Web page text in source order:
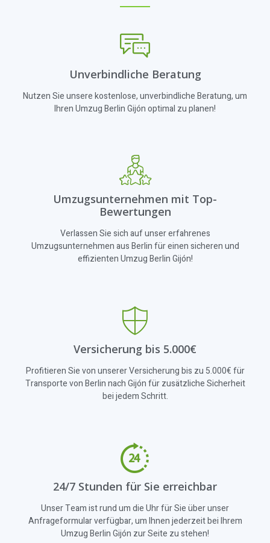
Unverbindliche Beratung
Nutzen Sie unsere kostenlose, unverbindliche Beratung, um
Ihren Umzug Berlin Gijón optimal zu planen!
Umzugsunternehmen mit Top-
Bewertungen
Verlassen Sie sich auf unser erfahrenes
Umzugsunternehmen aus Berlin für einen sicheren und
effizienten Umzug Berlin Gijón!
Versicherung bis 5.000€
Profitieren Sie von unserer Versicherung bis zu 5.000€ für
Transporte von Berlin nach Gijón für zusätzliche Sicherheit
bei jedem Schritt.
24/7 Stunden für Sie erreichbar
Unser Team ist rund um die Uhr für Sie über unser
Anfrageformular verfügbar, um Ihnen jederzeit bei Ihrem
Umzug Berlin Gijón zur Seite zu stehen!